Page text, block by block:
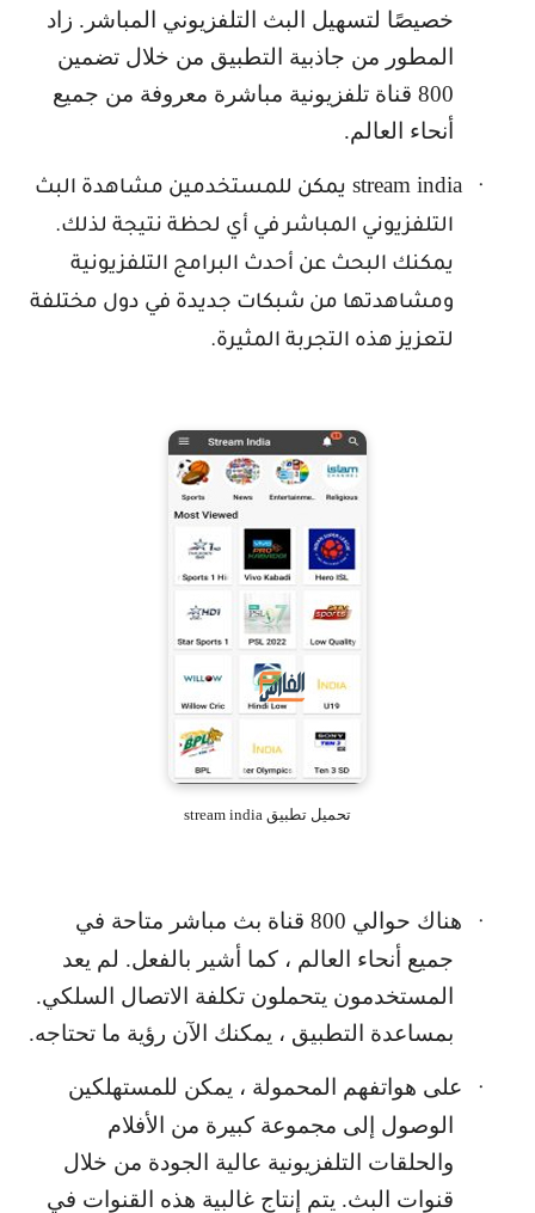
خصيصًا لتسهيل البث التلفزيوني المباشر. زاد
المطور من جاذبية التطبيق من خلال تضمين
800 قناة تلفزيونية مباشرة معروفة من جميع
أنحاء العالم.
·
stream india يمكن للمستخدمين مشاهدة البث
التلفزيوني المباشر في أي لحظة نتيجة لذلك.
يمكنك البحث عن أحدث البرامج التلفزيونية
ومشاهدتها من شبكات جديدة في دول مختلفة
لتعزيز هذه التجربة المثيرة.
تحميل تطبيق stream india
·
هناك حوالي 800 قناة بث مباشر متاحة في
جميع أنحاء العالم ، كما أشير بالفعل. لم يعد
المستخدمون يتحملون تكلفة الاتصال السلكي.
بمساعدة التطبيق ، يمكنك الآن رؤية ما تحتاجه.
·
على هواتفهم المحمولة ، يمكن للمستهلكين
الوصول إلى مجموعة كبيرة من الأفلام
والحلقات التلفزيونية عالية الجودة من خلال
قنوات البث. يتم إنتاج غالبية هذه القنوات في